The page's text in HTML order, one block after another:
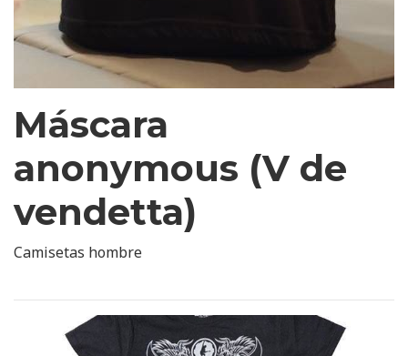
Máscara
anonymous (V de
vendetta)
Camisetas hombre